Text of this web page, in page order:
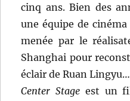
cinq ans. Bien des
une équipe de
menée par le
Shanghai pour
éclair de Ruan Lingyu…
Center Stage est un